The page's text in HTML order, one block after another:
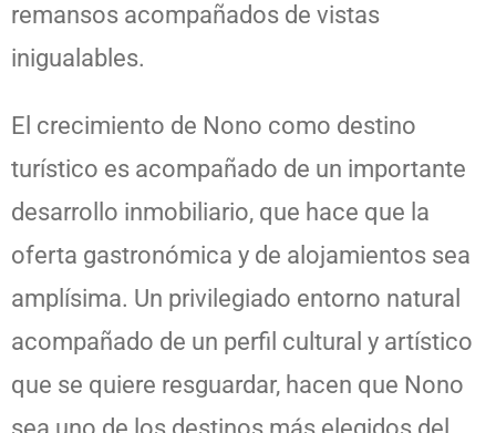
remansos acompañados de vistas
inigualables.
El crecimiento de Nono como destino
turístico es acompañado de un importante
desarrollo inmobiliario, que hace que la
oferta gastronómica y de alojamientos sea
amplísima. Un privilegiado entorno natural
acompañado de un perfil cultural y artístico
que se quiere resguardar, hacen que Nono